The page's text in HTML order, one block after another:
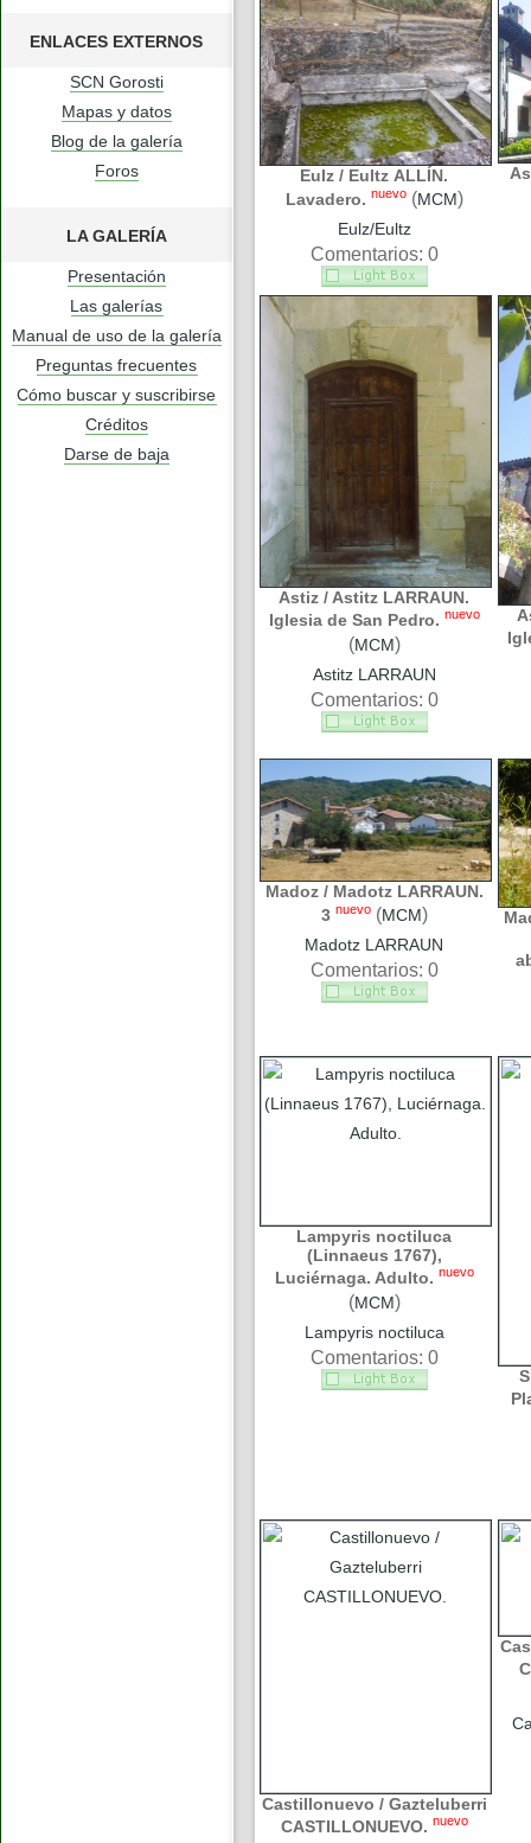
ENLACES EXTERNOS
SCN Gorosti
Mapas y datos
Blog de la galería
Foros
LA GALERÍA
Presentación
Las galerías
Manual de uso de la galería
Preguntas frecuentes
Cómo buscar y suscribirse
Créditos
Darse de baja
Eulz / Eultz ALLÍN.
Lavadero. nuevo (MCM)
Eulz/Eultz
Comentarios: 0
Astiz / Astitz LARRAUN.
Iglesia de San Pedro. nuevo
(MCM)
Astitz LARRAUN
Comentarios: 0
Madoz / Madotz LARRAUN.
3 nuevo (MCM)
Madotz LARRAUN
Comentarios: 0
Lampyris noctiluca
(Linnaeus 1767),
Luciérnaga. Adulto. nuevo
(MCM)
Lampyris noctiluca
Comentarios: 0
Castillonuevo / Gazteluberri
CASTILLONUEVO. nuevo